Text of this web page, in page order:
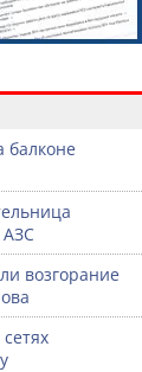
балконе
АЗС
возгорание